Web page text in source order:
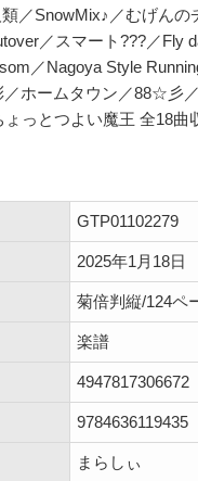
類／SnowMix♪／むげんの
／スマート???／Fly
／Nagoya Style
／ホームタウン／88☆彡
ょっとつよい魔王 全18曲
GTP01102279
2025年1月18日
菊倍判縦/124ペ
楽譜
4947817306672
9784636119435
まらしぃ